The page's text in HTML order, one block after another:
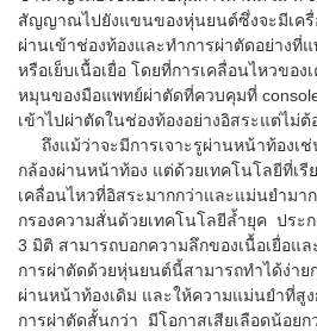
สัญญาณไปยังแขนของหุ่นยนต์ซึ่งจะมีเครื่
ผ่านเข้าช่องท้องและทำการผ่าตัดอย่างที่
หรือเย็บเนื้อเยื่อ โดยที่การเคลื่อนไหวของ
หมุนของมือแพทย์ผ่าตัดที่ควบคุมที่
เข้าไปผ่าตัดในช่องท้องอย่างอิสระแต่ไม่
ถึงแม้ว่าจะมีการเจาะรูผ่านหน้าท้องเช่
กล้องผ่านหน้าท้อง แต่ด้วยเทคโนโลยีที่เรี
เคลื่อนไหวที่อิสระมากกว่าและแม่นยำมา
กรองความสั่นด้วยเทคโนโลยีล้ำยุค ประ
3 มิติ สามารถบอกความลึกของเนื้อเยื่อแ
การผ่าตัดด้วยหุ่นยนต์นี้สามารถทำได้ง่าย
ผ่านหน้าท้องเดิม และให้ความแม่นยำที่สูง
การผ่าตัดสั้นกว่า มีโอกาสเสียเลือดน้อย